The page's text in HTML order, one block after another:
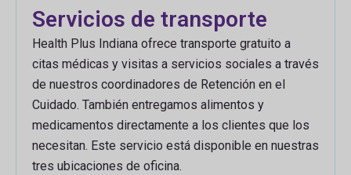
Servicios de transporte
Health Plus Indiana ofrece transporte gratuito a
citas médicas y visitas a servicios sociales a través
de nuestros coordinadores de Retención en el
Cuidado. También entregamos alimentos y
medicamentos directamente a los clientes que los
necesitan. Este servicio está disponible en nuestras
tres ubicaciones de oficina.